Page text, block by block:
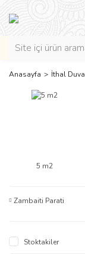
Anasayfa İthal
5 m2
Zambaiti Parati
Stoktakiler